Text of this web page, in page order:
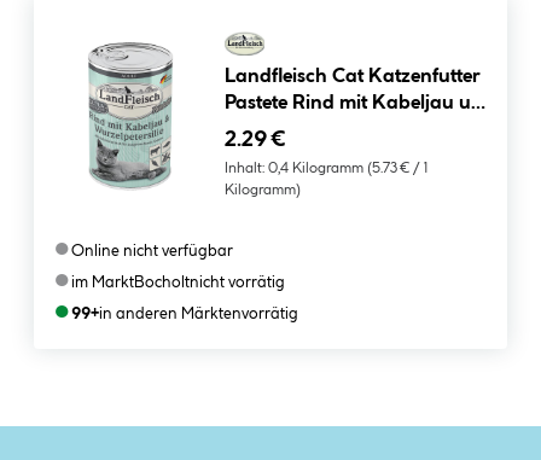
Landfleisch Cat Katzenfutter
Pastete Rind mit Kabeljau und
Wurzelpetersilie 400 g
2.29 €
Inhalt: 0,4 Kilogramm (5.73 € / 1
Kilogramm)
●Online nicht verfügbar
●im MarktBocholtnicht vorrätig
●99+in anderen Märktenvorrätig